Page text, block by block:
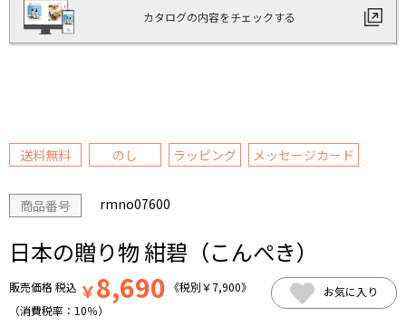
カタログの内容をチェックする
送料無料 のし ラッピング メッセージカード
商品番号 rmno07600
日本の贈り物 紺碧（こんぺき）
販売価格税込 ￥8,690 《税別￥7,900》
（消費税率： 10％）
お気に入り